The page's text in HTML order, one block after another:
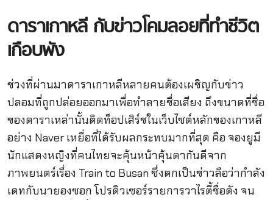
ดาราเกาหลี กับข่าวโคมลอยที่ทำชีวิต
เกือบพัง
ช่วงที่ผ่านมาดาราเกาหลีหลายคนต้องเผชิญกับข่าว
ปลอมที่ถูกปล่อยออกมาเพื่อทำลายชื่อเสียง ถึงขนาดที่ชื่อ
ของดาราเหล่านั้นติดท็อปเสิร์ชในเว็บไซต์หลักของเกาหลี
อย่าง Naver เหยื่อที่ได้รับผลกระทบมากที่สุด คือ จองยูมี
นักแสดงหญิงที่คนไทยจะคุ้นหน้าคุ้นตากันดีจาก
ภาพยนตร์เรื่อง Train to Busan ซึ่งตกเป็นข่าวลือว่ากำลัง
เดทกับนายองซอก โปรดิวเซอร์รายการวาไรตี้ชื่อดัง จน